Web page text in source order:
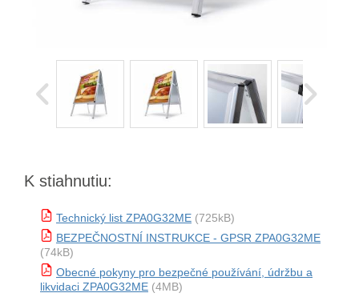
K stiahnutiu:
Technický list ZPA0G32ME (725kB)
BEZPEČNOSTNÍ INSTRUKCE - GPSR ZPA0G32ME
(74kB)
Obecné pokyny pro bezpečné používání, údržbu a
likvidaci ZPA0G32ME (4MB)